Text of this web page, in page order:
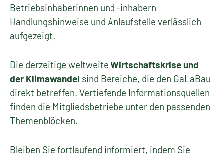
Betriebsinhaberinnen und -inhabern
Handlungshinweise und Anlaufstelle verlässlich
aufgezeigt.
Die derzeitige weltweite Wirtschaftskrise und
der Klimawandel sind Bereiche, die den GaLaBau
direkt betreffen. Vertiefende Informationsquellen
finden die Mitgliedsbetriebe unter den passenden
Themenblöcken.
Bleiben Sie fortlaufend informiert, indem Sie